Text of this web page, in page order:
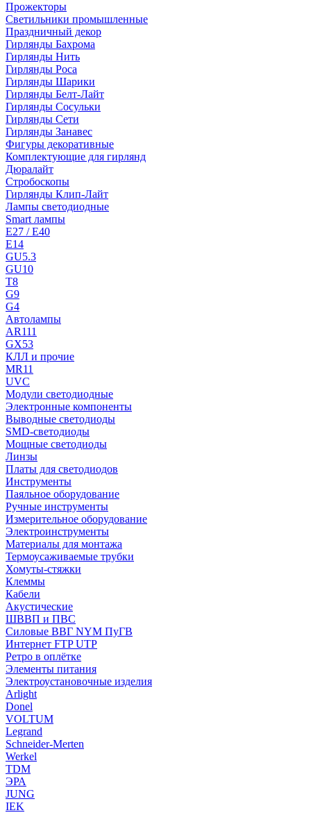
Прожекторы
Светильники промышленные
Праздничный декор
Гирлянды Бахрома
Гирлянды Нить
Гирлянды Роса
Гирлянды Шарики
Гирлянды Белт-Лайт
Гирлянды Сосульки
Гирлянды Сети
Гирлянды Занавес
Фигуры декоративные
Комплектующие для гирлянд
Дюралайт
Стробоскопы
Гирлянды Клип-Лайт
Лампы светодиодные
Smart лампы
E27 / E40
E14
GU5.3
GU10
T8
G9
G4
Автолампы
AR111
GX53
КЛЛ и прочие
MR11
UVC
Модули светодиодные
Электронные компоненты
Выводные светодиоды
SMD-светодиоды
Мощные светодиоды
Линзы
Платы для светодиодов
Инструменты
Паяльное оборудование
Ручные инструменты
Измерительное оборудование
Электроинструменты
Материалы для монтажа
Термоусаживаемые трубки
Хомуты-стяжки
Клеммы
Кабели
Акустические
ШВВП и ПВС
Силовые ВВГ NYM ПуГВ
Интернет FTP UTP
Ретро в оплётке
Элементы питания
Электроустановочные изделия
Arlight
Donel
VOLTUM
Legrand
Schneider-Merten
Werkel
TDM
ЭРА
JUNG
IEK